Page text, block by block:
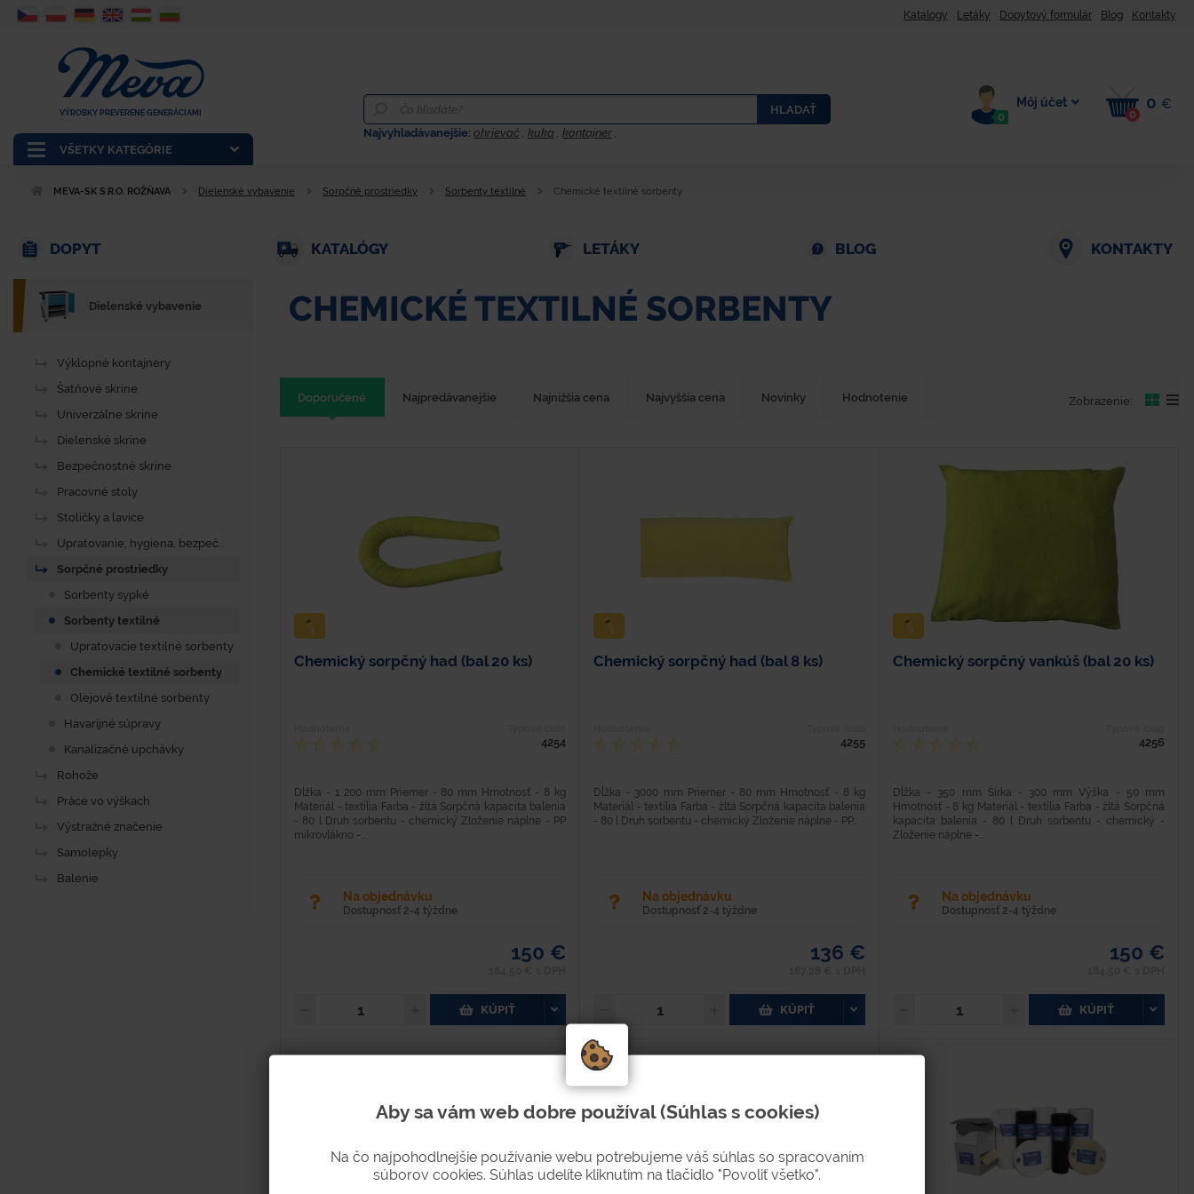
Katalogy Letáky Dopytový formulár Blog Kontakty
VŠETKY KATEGÓRIE
VÝROBKY PREVERENÉ GENERÁCIAMI
HLADAŤ
Najvyhladávanejšie:ohrievač ,kuka ,kontajner ,
0
Môj účet
0
0 €
MEVA-SK S.R.O. ROŽŇAVA Dielenské vybavenie Sorpčné prostriedky Sorbenty textilné Chemické textilné sorbenty
DOPYT KATALÓGY LETÁKY BLOG KONTAKTY
CHEMICKÉ TEXTILNÉ SORBENTY
Doporučené Najpredávanejšie Najnižšia cena Najvyššia cena Novinky Hodnotenie Zobrazenie:
Chemický sorpčný had (bal 20 ks)
4254
Dĺžka - 1 200 mm Priemer - 80 mm Hmotnosť - 8 kg
Materiál - textília Farba - žltá Sorpčná kapacita balenia
- 80 l Druh sorbentu - chemický Zloženie náplne - PP
mikrovlákno -...
Na objednávku
Dostupnosť 2-4 týždne
150 €
KÚPIŤ
Chemický sorpčný had (bal 8 ks)
4255
Dĺžka - 3000 mm Priemer - 80 mm Hmotnosť - 8 kg
Materiál - textília Farba - žltá Sorpčná kapacita balenia
- 80 l Druh sorbentu - chemický Zloženie náplne - PP...
Na objednávku
Dostupnosť 2-4 týždne
136 €
KÚPIŤ
Chemický sorpčný vankúš (bal 20 ks)
4256
Dĺžka - 350 mm Šírka - 300 mm Výška - 50 mm
Hmotnosť - 8 kg Materiál - textília Farba - žltá Sorpčná
kapacita balenia - 80 l Druh sorbentu - chemický -
Zloženie náplne -...
Na objednávku
Dostupnosť 2-4 týždne
150 €
KÚPIŤ
Dielenské vybavenie
Výklopné kontajnery
Šatňové skrine
Univerzálne skrine
Dielenské skrine
Bezpečnostné skrine
Pracovné stoly
Stoličky a lavice
Upratovanie, hygiena, bezpeč..
Sorpčné prostriedky
Sorbenty sypké
Sorbenty textilné
Upratovacie textilné sorbenty
Chemické textilné sorbenty
Olejové textilné sorbenty
Havarijné súpravy
Kanalizačné upchávky
Rohože
Práce vo výškach
Výstražné značenie
Samolepky
Balenie
Aby sa vám web dobre používal (Súhlas s cookies)
Na čo najpohodlnejšie používanie webu potrebujeme váš súhlas so spracovaním
súborov cookies. Súhlas udelíte kliknutím na tlačidlo "Povoliť všetko".